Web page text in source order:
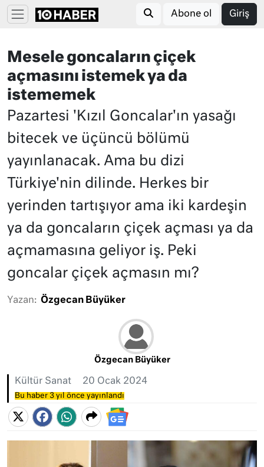
Abone ol Giriş
Mesele goncaların çiçek
açmasını istemek ya da
istememek
Pazartesi 'Kızıl Goncalar'ın yasağı
bitecek ve üçüncü bölümü
yayınlanacak. Ama bu dizi
Türkiye'nin dilinde. Herkes bir
yerinden tartışıyor ama iki kardeşin
ya da goncaların çiçek açması ya da
açmamasına geliyor iş. Peki
goncalar çiçek açmasın mı?
Yazan: Özgecan Büyüker
Özgecan Büyüker
Kültür Sanat 20 Ocak 2024
Bu haber 3 yıl önce yayınlandı